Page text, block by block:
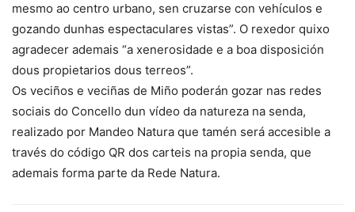
mesmo ao centro urbano, sen cruzarse con vehículos e
gozando dunhas espectaculares vistas”. O rexedor quixo
agradecer ademais “a xenerosidade e a boa disposición
dous propietarios dous terreos”.
Os veciños e veciñas de Miño poderán gozar nas redes
sociais do Concello dun vídeo da natureza na senda,
realizado por Mandeo Natura que tamén será accesible a
través do código QR dos carteis na propia senda, que
ademais forma parte da Rede Natura.